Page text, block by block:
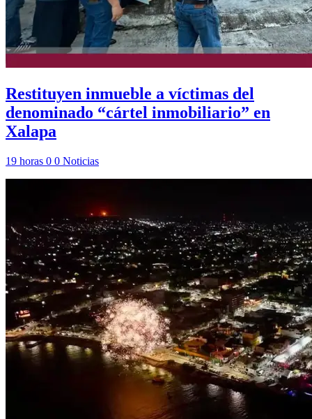
Restituyen inmueble a víctimas del
denominado “cártel inmobiliario” en
Xalapa
19 horas 0 0 Noticias